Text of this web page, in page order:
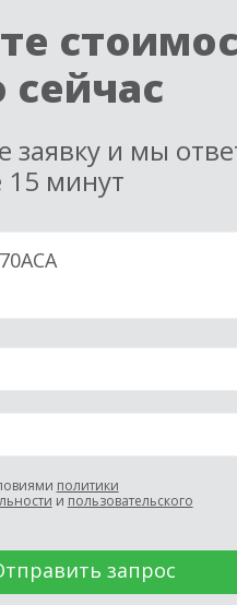
сейчас
заявку и мы
15 минут
политики
и пользовательского